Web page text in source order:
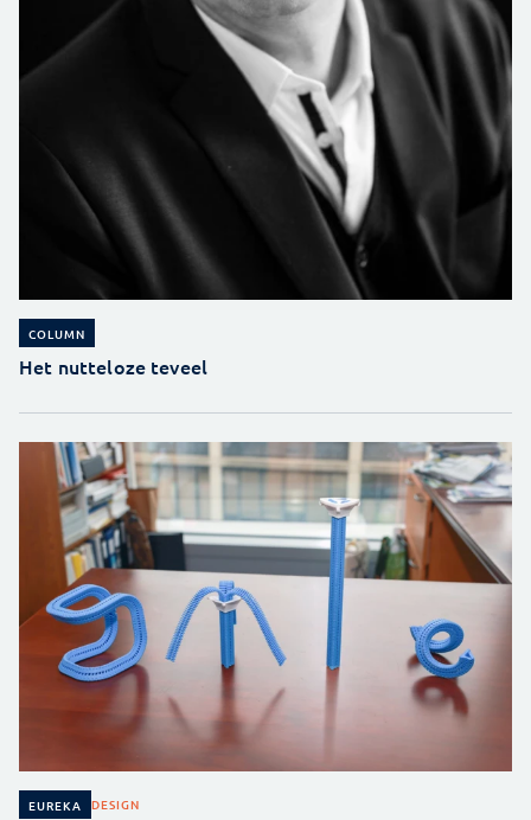
COLUMN
Het nutteloze teveel
EUREKA DESIGN